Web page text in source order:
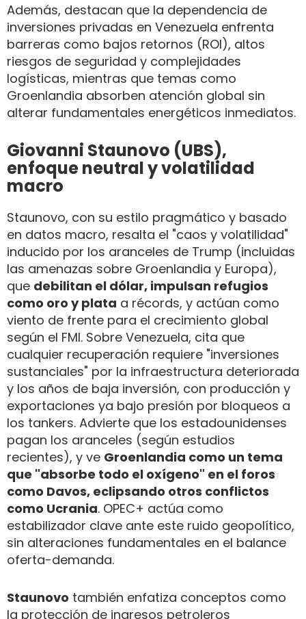
Además, destacan que la dependencia de
inversiones privadas en Venezuela enfrenta
barreras como bajos retornos (ROI), altos
riesgos de seguridad y complejidades
logísticas, mientras que temas como
Groenlandia absorben atención global sin
alterar fundamentales energéticos inmediatos.
Giovanni Staunovo (UBS),
enfoque neutral y volatilidad
macro
Staunovo, con su estilo pragmático y basado
en datos macro, resalta el "caos y volatilidad"
inducido por los aranceles de Trump (incluidas
las amenazas sobre Groenlandia y Europa),
que debilitan el dólar, impulsan refugios
como oro y plata a récords, y actúan como
viento de frente para el crecimiento global
según el FMI. Sobre Venezuela, cita que
cualquier recuperación requiere "inversiones
sustanciales" por la infraestructura deteriorada
y los años de baja inversión, con producción y
exportaciones ya bajo presión por bloqueos a
los tankers. Advierte que los estadounidenses
pagan los aranceles (según estudios
recientes), y ve Groenlandia como un tema
que "absorbe todo el oxígeno" en el foros
como Davos, eclipsando otros conflictos
como Ucrania. OPEC+ actúa como
estabilizador clave ante este ruido geopolítico,
sin alteraciones fundamentales en el balance
oferta-demanda.
Staunovo también enfatiza conceptos como
la protección de ingresos petroleros